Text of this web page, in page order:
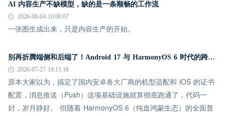
AI 内容生产不缺模型，缺的是一条顺畅的工作流
2026-08-04 16:00:07
一张图生成出来，只是内容生产的开始。
别再折腾端侧和后端了！Android 17 与 HarmonyOS 6 时代的跨平台推送指南
2026-07-27 18:11:18
原本大家以为，搞定了国内安卓各大厂商的机型适配和 iOS 的证书
配置，消息推送（Push）这项基础设施就算彻底跑通了，代码一
封，岁月静好。 但随着 HarmonyOS 6（纯血鸿蒙生态）的全面普